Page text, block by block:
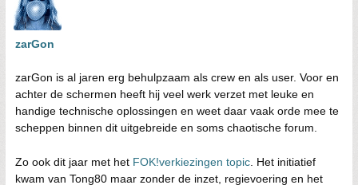
zarGon
zarGon is al jaren erg behulpzaam als crew en als user. Voor en
achter de schermen heeft hij veel werk verzet met leuke en
handige technische oplossingen en weet daar vaak orde mee te
scheppen binnen dit uitgebreide en soms chaotische forum.
Zo ook dit jaar met het FOK!verkiezingen topic . Het initiatief
kwam van Tong80 maar zonder de inzet, regievoering en het